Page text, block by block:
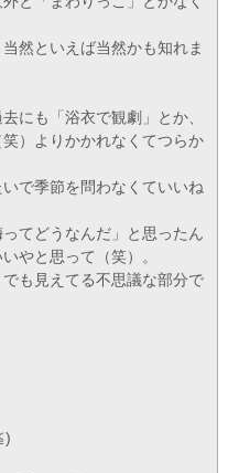
然といえば当然かも知れま
にも「浴衣で観劇」とか、
）よりかかれなくてつらか
で季節を問わなくていいね
てどうなんだ」と思ったん
やと思って（笑）。
も見えてる不思議な部分で